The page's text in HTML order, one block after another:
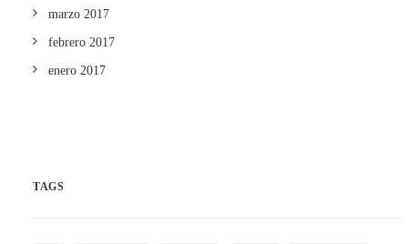
marzo 2017
febrero 2017
enero 2017
TAGS